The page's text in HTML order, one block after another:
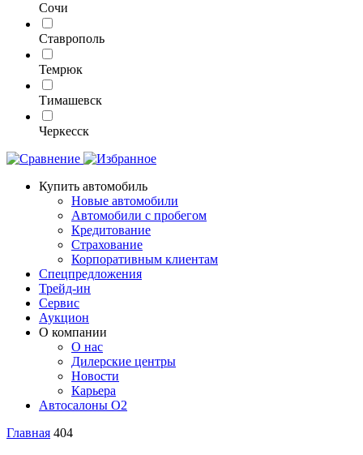
Сочи
Ставрополь
Темрюк
Тимашевск
Черкесск
Купить автомобиль
Новые автомобили
Автомобили с пробегом
Кредитование
Страхование
Корпоративным клиентам
Спецпредложения
Трейд-ин
Сервис
Аукцион
О компании
О нас
Дилерские центры
Новости
Карьера
Автосалоны O2
Главная 404